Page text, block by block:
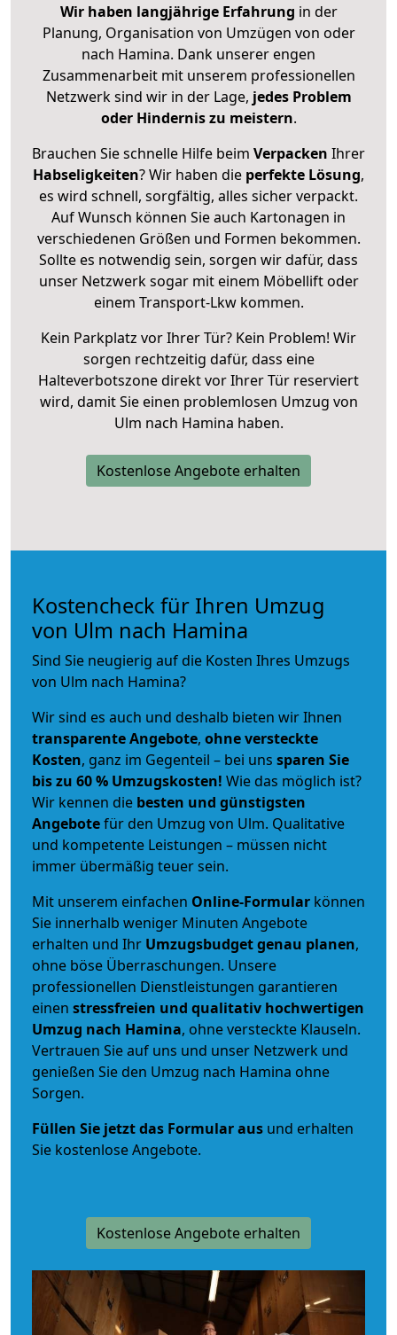
Wir haben langjährige Erfahrung in der
Planung, Organisation von Umzügen von oder
nach Hamina. Dank unserer engen
Zusammenarbeit mit unserem professionellen
Netzwerk sind wir in der Lage, jedes Problem
oder Hindernis zu meistern.
Brauchen Sie schnelle Hilfe beim Verpacken Ihrer
Habseligkeiten? Wir haben die perfekte Lösung,
es wird schnell, sorgfältig, alles sicher verpackt.
Auf Wunsch können Sie auch Kartonagen in
verschiedenen Größen und Formen bekommen.
Sollte es notwendig sein, sorgen wir dafür, dass
unser Netzwerk sogar mit einem Möbellift oder
einem Transport-Lkw kommen.
Kein Parkplatz vor Ihrer Tür? Kein Problem! Wir
sorgen rechtzeitig dafür, dass eine
Halteverbotszone direkt vor Ihrer Tür reserviert
wird, damit Sie einen problemlosen Umzug von
Ulm nach Hamina haben.
Kostenlose Angebote erhalten
Kostencheck für Ihren Umzug
von Ulm nach Hamina
Sind Sie neugierig auf die Kosten Ihres Umzugs
von Ulm nach Hamina?
Wir sind es auch und deshalb bieten wir Ihnen
transparente Angebote, ohne versteckte
Kosten, ganz im Gegenteil – bei uns sparen Sie
bis zu 60 % Umzugskosten! Wie das möglich ist?
Wir kennen die besten und günstigsten
Angebotefür den Umzug von Ulm. Qualitative
und kompetente Leistungen – müssen nicht
immer übermäßig teuer sein.
Mit unserem einfachen Online-Formular können
Sie innerhalb weniger Minuten Angebote
erhalten und Ihr Umzugsbudgetgenau planen,
ohne böse Überraschungen. Unsere
professionellen Dienstleistungen garantieren
einen stressfreien und qualitativ hochwertigen
Umzug nach Hamina, ohne versteckte Klauseln.
Vertrauen Sie auf uns und unser Netzwerk und
genießen Sie den Umzug nach Hamina ohne
Sorgen.
Füllen Sie jetzt das Formular aus und erhalten
Sie kostenlose Angebote.
Kostenlose Angebote erhalten